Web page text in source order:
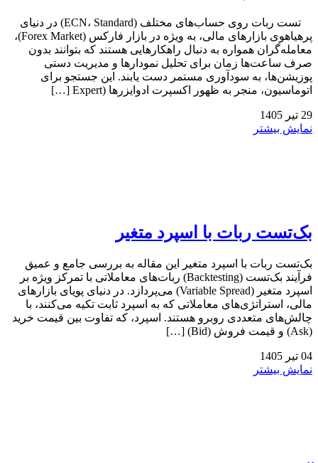
تست ربات روی حساب‌های مختلف (ECN، Standard) در دنیای
پرهیاهوی بازارهای مالی، به ویژه در بازار فارکس (Forex Market)،
معامله‌گران همواره به دنبال راهکارهایی هستند که بتوانند بدون
صرف ساعت‌ها زمان برای تحلیل نمودارها و مدیریت دستی
پوزیشن‌ها، به سودآوری مستمر دست یابند. این جستجو برای
اتوماسیون، منجر به ظهور اکسپرت ادوایزرها (Expert […]
29 تیر 1405
نمایش بیشتر
بک‌تست ربات با اسپرد متغیر
بک‌تست ربات با اسپرد متغیر این مقاله به بررسی جامع و عمیق
فرآیند بک‌تست (Backtesting) ربات‌های معاملاتی با تمرکز ویژه بر
اسپرد متغیر (Variable Spread) می‌پردازد. در دنیای پویای بازارهای
مالی، استراتژی‌های معاملاتی که به اسپرد ثابت تکیه می‌کنند، با
چالش‌های متعددی روبرو هستند. اسپرد، که تفاوت بین قیمت خرید
(Ask) و قیمت فروش (Bid) […]
04 تیر 1405
نمایش بیشتر